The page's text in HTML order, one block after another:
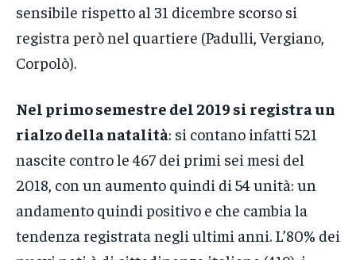
sensibile rispetto al 31 dicembre scorso si
registra però nel quartiere (Padulli, Vergiano,
Corpolò).
Nel primo semestre del 2019 si registra un
rialzo della natalità: si contano infatti 521
nascite contro le 467 dei primi sei mesi del
2018, con un aumento quindi di 54 unità: un
andamento quindi positivo e che cambia la
tendenza registrata negli ultimi anni. L’80% dei